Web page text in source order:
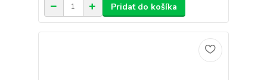
Pridať do košíka